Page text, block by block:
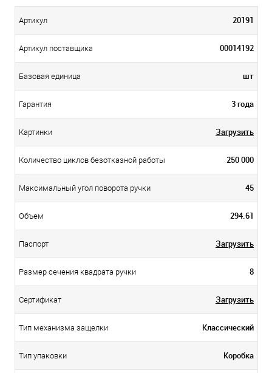
Артикул 20191
Артикул поставщика 00014192
Базовая единица шт
Гарантия 3 года
Картинки Загрузить
Количество циклов безотказной работы 250 000
Максимальный угол поворота ручки 45
Объем 294.61
Паспорт Загрузить
Размер сечения квадрата ручки 8
Сертификат Загрузить
Тип механизма защелки Классический
Тип упаковки Коробка